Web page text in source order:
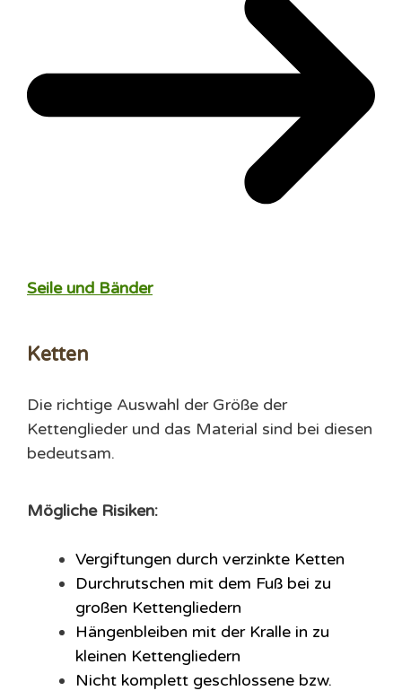
Seile und Bänder
Ketten
Die richtige Auswahl der Größe der
Kettenglieder und das Material sind bei diesen
bedeutsam.
Mögliche Risiken:
Vergiftungen durch verzinkte Ketten
Durchrutschen mit dem Fuß bei zu
großen Kettengliedern
Hängenbleiben mit der Kralle in zu
kleinen Kettengliedern
Nicht komplett geschlossene bzw.